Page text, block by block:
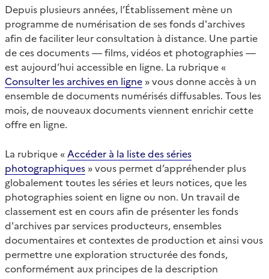
Depuis plusieurs années, l’Établissement mène un
programme de numérisation de ses fonds d'archives
afin de faciliter leur consultation à distance. Une partie
de ces documents — films, vidéos et photographies —
est aujourd’hui accessible en ligne. La rubrique «
Consulter les archives en ligne » vous donne accès à un
ensemble de documents numérisés diffusables. Tous les
mois, de nouveaux documents viennent enrichir cette
offre en ligne.
La rubrique « Accéder à la liste des séries
photographiques » vous permet d’appréhender plus
globalement toutes les séries et leurs notices, que les
photographies soient en ligne ou non. Un travail de
classement est en cours afin de présenter les fonds
d'archives par services producteurs, ensembles
documentaires et contextes de production et ainsi vous
permettre une exploration structurée des fonds,
conformément aux principes de la description